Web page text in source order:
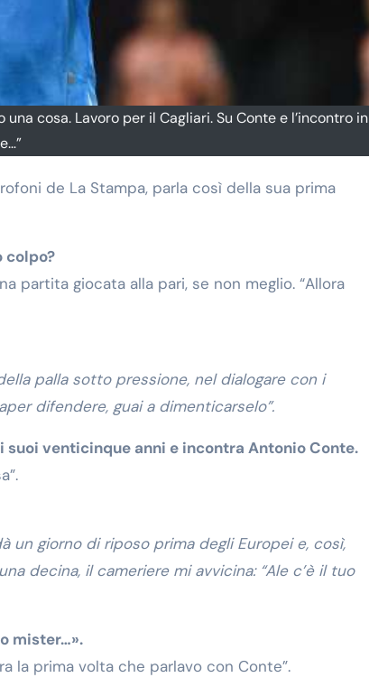
cosa. Lavoro per il Cagliari. Su Conte e l’incontro in
de La Stampa, parla così della sua prima
colpo?
partita giocata alla pari, se non meglio. “Allora
palla sotto pressione, nel dialogare con i
difendere, guai a dimenticarselo”.
suoi venticinque anni e incontra Antonio Conte.
un giorno di riposo prima degli Europei e, così,
decina, il cameriere mi avvicina: “Ale c’è il tuo
mister…».
la prima volta che parlavo con Conte”.